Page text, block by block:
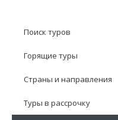
Поиск туров
Горящие туры
Страны и направления
Туры в рассрочку